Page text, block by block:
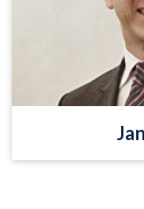
pracuje w